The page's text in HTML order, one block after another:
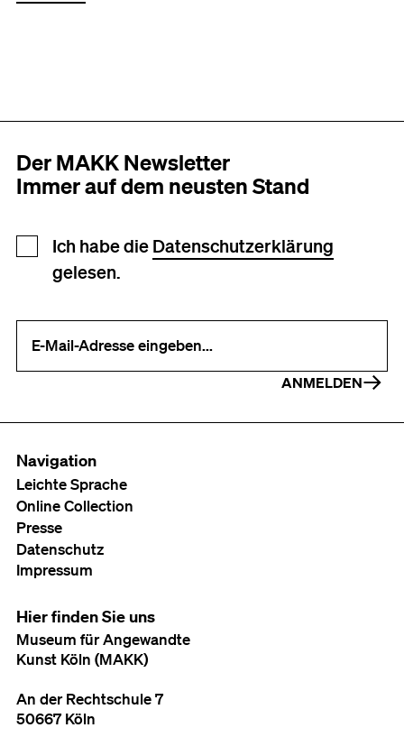
Der MAKK Newsletter
Immer auf dem neusten Stand
Newsletter Anmeldung
Ich habe die Datenschutzerklärung
gelesen.
ANMELDEN
Navigation
Leichte Sprache
Online Collection
Presse
Datenschutz
Impressum
Hier finden Sie uns
Museum für Angewandte
Kunst Köln (MAKK)
An der Rechtschule 7
50667 Köln